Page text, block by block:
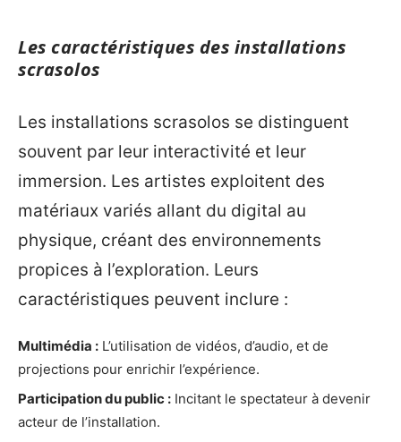
Les caractéristiques des installations
scrasolos
Les installations scrasolos se distinguent
souvent par leur interactivité et leur
immersion. Les artistes exploitent des
matériaux variés allant du digital au
physique, créant des environnements
propices à l’exploration. Leurs
caractéristiques peuvent inclure :
Multimédia : L’utilisation de vidéos, d’audio, et de
projections pour enrichir l’expérience.
Participation du public : Incitant le spectateur à devenir
acteur de l’installation.